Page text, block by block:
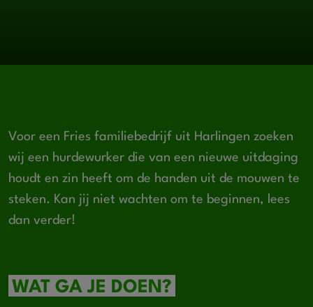
Voor een Fries familiebedrijf uit Harlingen zoeken
wij een hurdewurker die van een nieuwe uitdaging
houdt en zin heeft om de handen uit de mouwen te
steken. Kan jij niet wachten om te beginnen, lees
dan verder!
WAT GA JE DOEN?